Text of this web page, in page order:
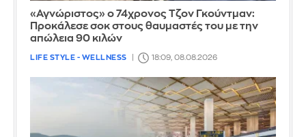
«Αγνώριστος» ο 74χρονος Τζον Γκούντμαν:
Προκάλεσε σοκ στους θαυμαστές του με την
απώλεια 90 κιλών
LIFE STYLE - WELLNESS 18:09, 08.08.2026